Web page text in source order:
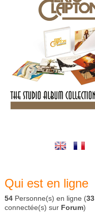
Qui est en ligne
54 Personne(s) en ligne (33
connectée(s) sur Forum)